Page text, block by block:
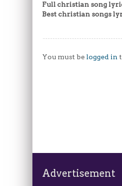
Full christian song
Best christian songs
You must be logged in
Advertisement